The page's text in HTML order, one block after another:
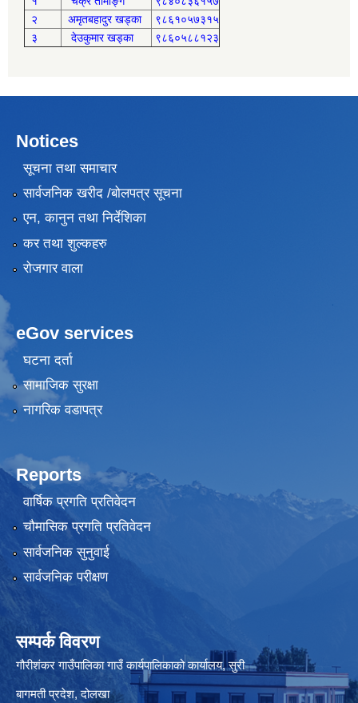
२
अमृतबहादुर खड्का
९८६१०५७३१५
३
देउकुमार खड्का ९८६०५८८१२३
Notices
सूचना तथा समाचार
सार्वजनिक खरीद /बोलपत्र सूचना
एन, कानुन तथा निर्देशिका
कर तथा शुल्कहरु
रोजगार वाला
eGov services
घटना दर्ता
सामाजिक सुरक्षा
नागरिक वडापत्र
Reports
वार्षिक प्रगति प्रतिवेदन
चौमासिक प्रगति प्रतिवेदन
सार्वजनिक सुनुवाई
सार्वजनिक परीक्षण
सम्पर्क विवरण
गौरीशंकर गाउँपालिका गाउँ कार्यपालिकाको कार्यालय, सुरी
बागमती प्रदेश, दोलखा